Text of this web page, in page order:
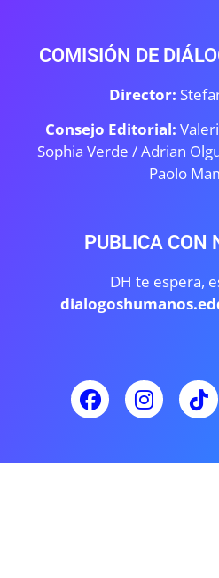
COMISIÓN DE
Director:
Consejo Editorial:
Sophia Verde /Adrian
Paolo
PUBLICA CON
DH te espera,